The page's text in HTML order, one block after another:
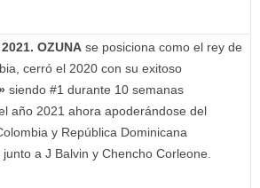
OZUNA se posiciona como el rey de
cerró el 2020 con su exitoso
siendo #1 durante 10 semanas
año 2021 ahora apoderándose del
y República Dominicana
junto a J Balvin y Chencho Corleone.